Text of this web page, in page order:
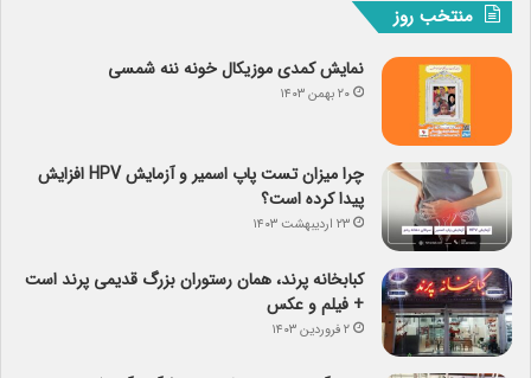
منتخب روز
نمایش کمدی موزیکال خونه ننه شمسی
۲۰ بهمن ۱۴۰۳
چرا میزان تست پاپ اسمیر و آزمایش HPV افزایش
پیدا کرده است؟
۲۳ اردیبهشت ۱۴۰۳
کبابخانه پرند، همان رستوران بزرگ قدیمی پرند است
+ فیلم و عکس
۲ فروردین ۱۴۰۳